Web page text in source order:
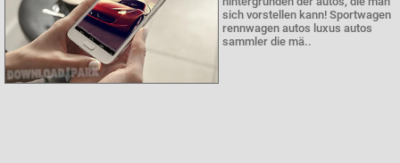
sich vorstellen kann! Sportwagen
rennwagen autos luxus autos
sammler die mä..